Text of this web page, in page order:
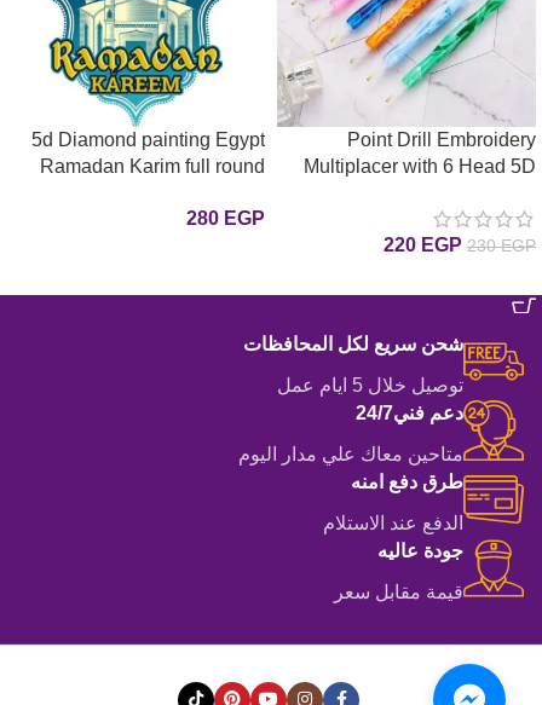
Point Drill Embroidery
Multiplacer with 6 Head 5D
قلم مزدوج ملون مع 6 رؤس
230EGP
220 EGP
5d Diamond painting Egypt
Ramadan Karim full round
رسم بالماس
280 EGP
شحن سريع لكل المحافظات
توصيل خلال 5 ايام عمل
دعم فني24/7
متاحين معاك علي مدار اليوم
طرق دفع امنه
الدفع عند الاستلام
جودة عاليه
قيمة مقابل سعر